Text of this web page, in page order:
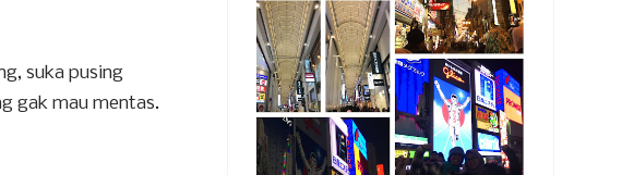
suka pusing
gak mau mentas.